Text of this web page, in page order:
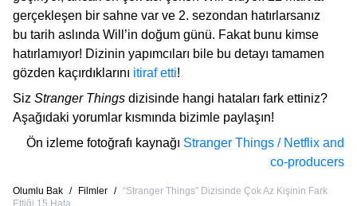
gerçekleşen bir sahne var ve 2. sezondan hatırlarsanız
bu tarih aslında Will’in doğum günü. Fakat bunu kimse
hatırlamıyor! Dizinin yapımcıları bile bu detayı tamamen
gözden kaçırdıklarını itiraf etti!
Siz Stranger Things dizisinde hangi hataları fark ettiniz?
Aşağıdaki yorumlar kısmında bizimle paylaşın!
Ön izleme fotoğrafı kaynağı Stranger Things / Netflix and
co-producers
Olumlu Bak / Filmler / “Stranger Things” Dizisinde Çok Az Kişinin Fark
Ettiği 15 Hata